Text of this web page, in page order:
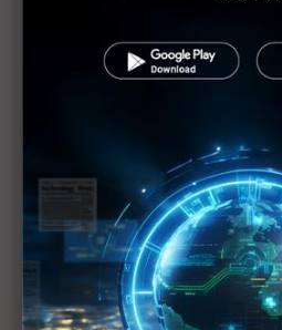
Mini LED主攻頂級市場 台灣
XR有看頭
OLED電視春燕2024年終於歸
中韓挾供應鏈與生態系夾殺
OLED電視成長趨緩？傳樂金